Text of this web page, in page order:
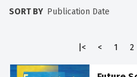
SORT BY
|<
< 1 2